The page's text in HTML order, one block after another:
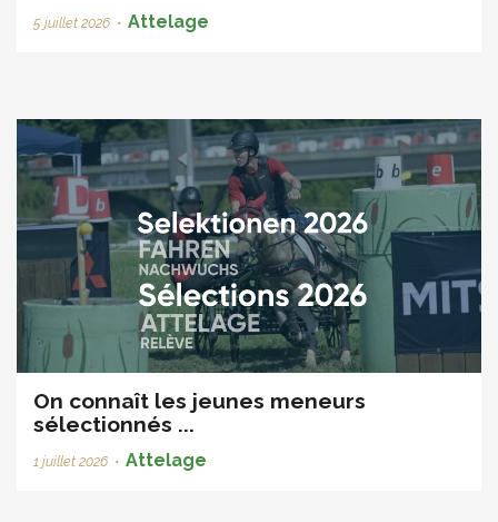
5 juillet 2026 • Attelage
On connaît les jeunes meneurs
sélectionnés ...
1 juillet 2026 • Attelage